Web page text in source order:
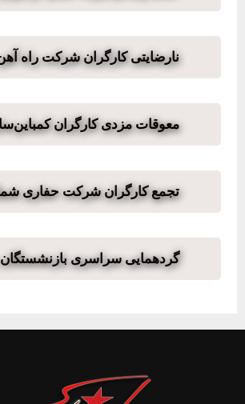
نارضایتی کارگران شرکت راه
معوقات مزدی کارگران
تجمع کارگران شرکت حفاری
گردهمایی سراسری